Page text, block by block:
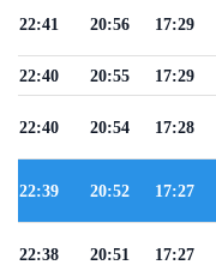
17:29
20:56
22:41
17:29
20:55
22:40
17:28
20:54
22:40
17:27
20:52
22:39
17:27
20:51
22:38